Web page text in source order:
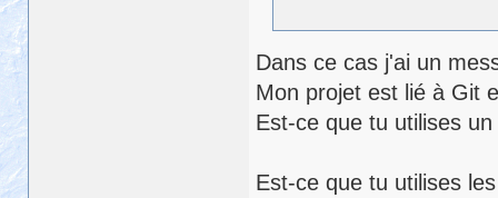
Dans ce cas j'ai un
Mon projet est lié à Git
Est-ce que tu utilises un
Est-ce que tu utilises